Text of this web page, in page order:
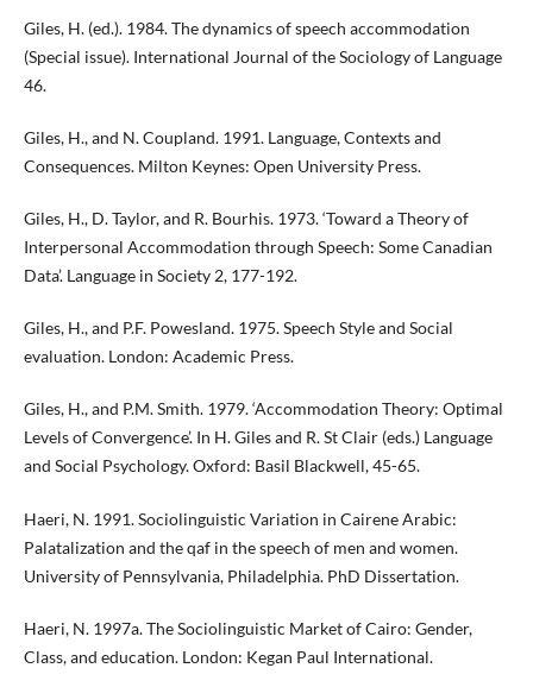
Giles, H. (ed.). 1984. The dynamics of speech accommodation
(Special issue). International Journal of the Sociology of Language
46.
Giles, H., and N. Coupland. 1991. Language, Contexts and
Consequences. Milton Keynes: Open University Press.
Giles, H., D. Taylor, and R. Bourhis. 1973. ‘Toward a Theory of
Interpersonal Accommodation through Speech: Some Canadian
Data’. Language in Society 2, 177-192.
Giles, H., and P.F. Powesland. 1975. Speech Style and Social
evaluation. London: Academic Press.
Giles, H., and P.M. Smith. 1979. ‘Accommodation Theory: Optimal
Levels of Convergence’. In H. Giles and R. St Clair (eds.) Language
and Social Psychology. Oxford: Basil Blackwell, 45-65.
Haeri, N. 1991. Sociolinguistic Variation in Cairene Arabic:
Palatalization and the qaf in the speech of men and women.
University of Pennsylvania, Philadelphia. PhD Dissertation.
Haeri, N. 1997a. The Sociolinguistic Market of Cairo: Gender,
Class, and education. London: Kegan Paul International.